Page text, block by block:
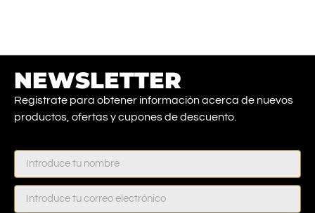
NEWSLETTER
Registrate para obtener información acerca de nuevos
productos, ofertas y cupones de descuento.